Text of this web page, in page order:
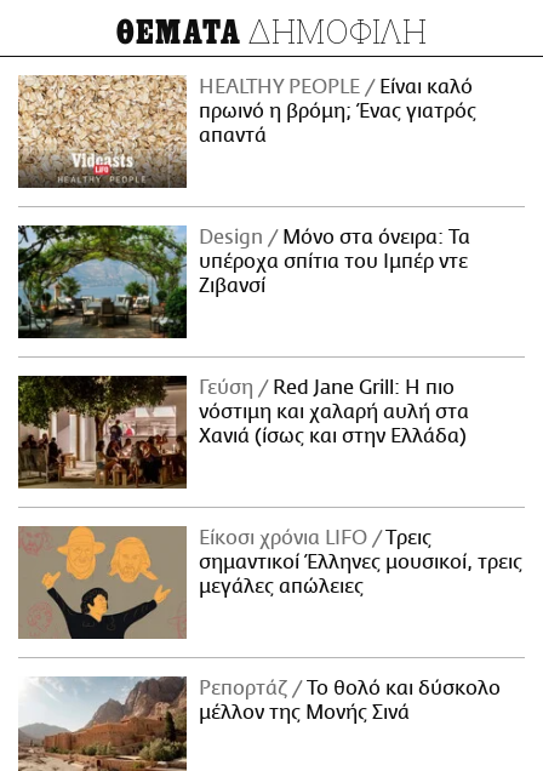
ΘΕΜΑΤΑ ΔΗΜΟΦΙΛΗ
HEALTHY PEOPLE
Είναι καλό
πρωινό η βρόμη; Ένας γιατρός
απαντά
Design
Μόνο στα όνειρα: Τα
υπέροχα σπίτια του Ιμπέρ ντε
Ζιβανσί
Γεύση
Red Jane Grill: Η πιο
νόστιμη και χαλαρή αυλή στα
Χανιά (ίσως και στην Ελλάδα)
Είκοσι χρόνια LIFO
Tρεις
σημαντικοί Έλληνες μουσικοί, τρεις
μεγάλες απώλειες
Ρεπορτάζ
Το θολό και δύσκολο
μέλλον της Μονής Σινά